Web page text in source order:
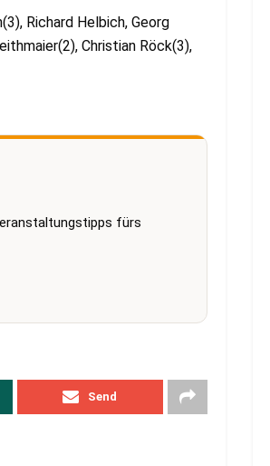
Richard Helbich, Georg
Christian Röck(3),
fürs
Send